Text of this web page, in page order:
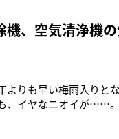
気からも、イヤなニ
れています。ニオ
機、空気清浄機
よりも早い梅雨入りと
、イヤなニオイが……
の時季、悪臭から絶